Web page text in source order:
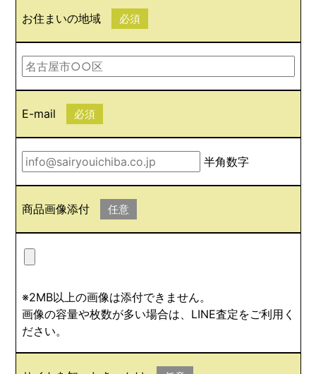
お住まいの地域 必須
E-mail 必須
半角数字
商品画像添付 任意
※2MB以上の画像は添付できません。
画像の容量や枚数が多い場合は、LINE査定をご利用く
ださい。